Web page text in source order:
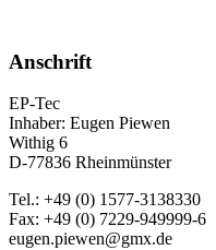
Anschrift
EP-Tec
Inhaber: Eugen Piewen
Withig 6
D-77836 Rheinmünster
Tel.: +49 (0) 1577-3138330
Fax: +49 (0) 7229-949999-6
eugen.piewen@gmx.de